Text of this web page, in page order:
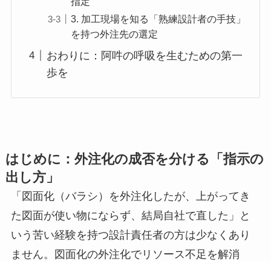
3. 加工現場を知る「熟練設計者の手技」
を持つ外注先の選定
おわりに：阿吽の呼吸を生むための第一
歩を
はじめに：外注化の成否を分ける「指示の
出し方」
「図面化（バラシ）を外注化したが、上がってき
た図面が使い物にならず、結局自社で直した」と
いう苦い経験を持つ設計責任者の方は少なくあり
ません。図面化の外注化でリソース不足を解消